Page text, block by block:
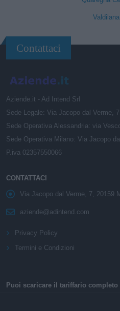
Contattaci
Aziende.it - Ad Intend Srl
Sede Legale: Via Jacopo dal Verme,
Sede Operativa Alessandria: via
Sede Operativa Milano: Via Jacopo
P.iva 02357550066
CONTATTACI
Via Jacopo dal Verme, 7, 20159
aziende@adintend.com
Privacy Policy
Termini e Condizioni
Puoi scaricare il tariffario